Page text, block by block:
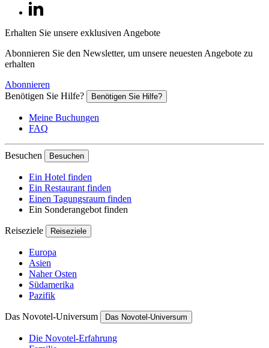
Erhalten Sie unsere exklusiven Angebote
Abonnieren Sie den Newsletter, um unsere neuesten Angebote zu
erhalten
Abonnieren
Benötigen Sie Hilfe?
Benötigen Sie Hilfe?
Meine Buchungen
FAQ
Besuchen Besuchen
Ein Hotel finden
Ein Restaurant finden
Einen Tagungsraum finden
Ein Sonderangebot finden
Reiseziele Reiseziele
Europa
Asien
Naher Osten
Südamerika
Pazifik
Das Novotel-Universum Das Novotel-Universum
Die Novotel-Erfahrung